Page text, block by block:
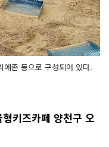
존 등으로 구성되어 있다.
키즈카페 양천구 오